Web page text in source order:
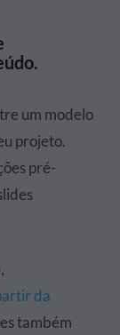
um modelo
projeto.
pré-
da
também